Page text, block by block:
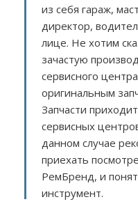
из себя гараж,
директор,
лице. Не хотим
зачастую
сервисного
оригинальным
Запчасти
сервисных
данном случае
приехать
РемБренд, и
инструмент.